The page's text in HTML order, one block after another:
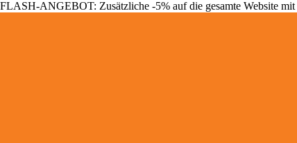
FLASH-ANGEBOT: Zusätzliche -5% auf die gesamte Website mit